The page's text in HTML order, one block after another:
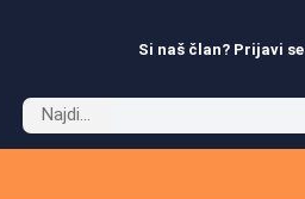
Si naš član? Prijavi se